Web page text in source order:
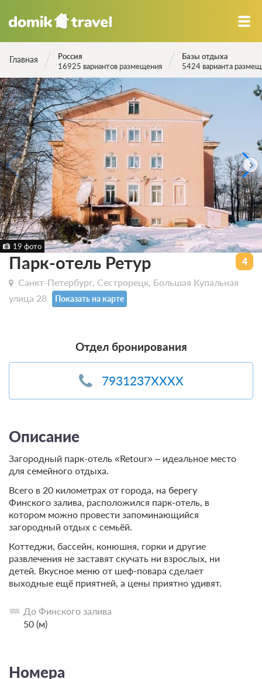
Главная
Россия
16925 вариантов размещения
Базы отдыха
5424 варианта
19 фото
Парк-отель Ретур
Санкт-Петербург, Сестрорецк, Большая Купальная
улица 28
Показать на карте
Отдел бронирования
7931237XXXX
4
Описание
Загородный парк-отель «Retour» – идеальное место
для семейного отдыха.
Всего в 20 километрах от города, на берегу
Финского залива, расположился парк-отель, в
котором можно провести запоминающийся
загородный отдых с семьёй.
Коттеджи, бассейн, конюшня, горки и другие
развлечения не заставят скучать ни взрослых, ни
детей. Вкусное меню от шеф-повара сделает
выходные ещё приятней, а цены приятно удивят.
До Финского залива
50 (м)
Номера